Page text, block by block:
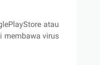
atau
membawa virus